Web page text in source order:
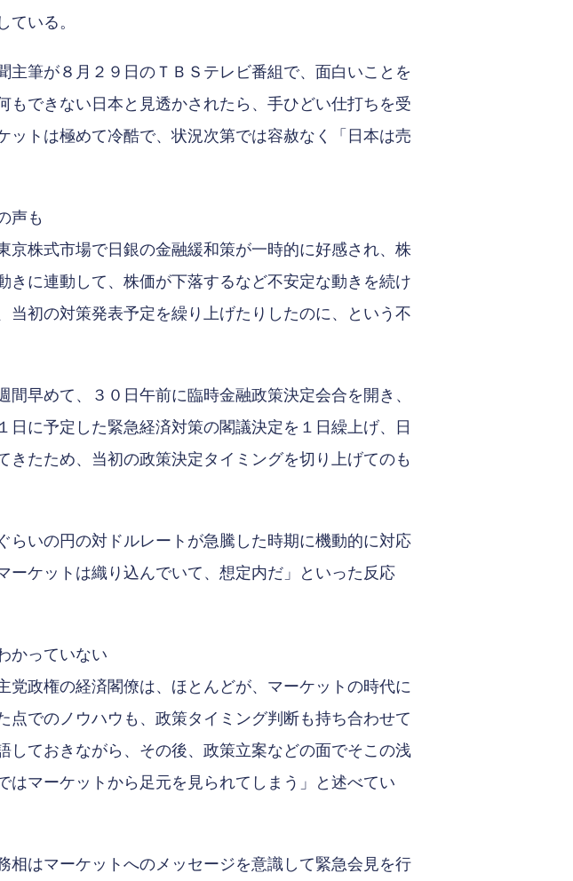
いる。
筆が８月２９日のＴＢＳテレビ番組で、面白いことを
できない日本と見透かされたら、手ひどい仕打ちを受
トは極めて冷酷で、状況次第では容赦なく「日本は売
声も
株式市場で日銀の金融緩和策が一時的に好感され、株
に連動して、株価が下落するなど不安定な動きを続け
初の対策発表予定を繰り上げたりしたのに、という不
早めて、３０日午前に臨時金融政策決定会合を開き、
に予定した緊急経済対策の閣議決定を１日繰上げ、日
たため、当初の政策決定タイミングを切り上げてのも
らいの円の対ドルレートが急騰した時期に機動的に対応
ーケットは織り込んでいて、想定内だ」といった反応
かっていない
政権の経済閣僚は、ほとんどが、マーケットの時代に
でのノウハウも、政策タイミング判断も持ち合わせて
ておきながら、その後、政策立案などの面でそこの浅
マーケットから足元を見られてしまう」と述べてい
はマーケットへのメッセージを意識して緊急会見を行